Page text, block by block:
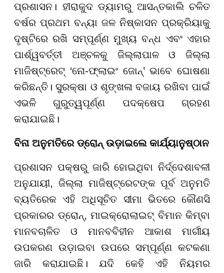
ପ୍ରଶାସନ। ହୀରାକୁଦ ଡ୍ୟାମରୁ ଆସନ୍ତକାଲି ଚଳିତ
ବର୍ଷର ପ୍ରଥମ ବନ୍ୟା ଜଳ ନିଷ୍କାସନ ପ୍ରକ୍ରିୟାକୁ
ଦୃଷ୍ଟିରେ ରଖି ସମ୍ପୂର୍ଣ୍ଣ ମୁଖ୍ୟ ବନ୍ଧ ଏବଂ ଏହାର
ପାର୍ଶ୍ୱବର୍ତ୍ତୀ ଅଞ୍ଚଳକୁ ଜିଲ୍ଲାପାଳ ଓ ଜିଲ୍ଲା
ମାଜିଷ୍ଟ୍ରେଟ୍ ‘ନୋ-ଫ୍ଲାଇଂ ଜୋନ୍’ ଭାବେ ଘୋଷଣା
କରିଛନ୍ତି। ସୁରକ୍ଷା ଓ ଶୃଙ୍ଖଳା ବଜାୟ ରଖିବା ପାଇଁ
ଏଭଳି ଗୁରୁତ୍ୱପୂର୍ଣ୍ଣ ପଦକ୍ଷେପ ଗ୍ରହଣ
କରାଯାଇଛି।
ବିନା ଅନୁମତିରେ ଡ୍ରୋନ୍ ଉଡ଼ାଇଲେ କାର୍ଯ୍ୟାନୁଷ୍ଠାନ
ପ୍ରଶାସନ ପକ୍ଷରୁ ଜାରି ହୋଇଥିବା ନିର୍ଦ୍ଦେଶାବଳୀ
ଅନୁଯାୟୀ, ଜିଲ୍ଲା ମାଜିଷ୍ଟ୍ରେଟଙ୍କ ପୂର୍ବ ଅନୁମତି
ବ୍ୟତିରେକ ଏହି ଅଧିସୂଚିତ ସୀମା ଭିତରେ କୌଣସି
ପ୍ରକାରର ଡ୍ରୋନ୍, ମାଇକ୍ରୋଲାଇଟ୍ ବିମାନ କିମ୍ବା
ମାନବଚାଳିତ ଓ ମାନବବିହୀନ ଆକାଶ ମାର୍ଗୀୟ
ଉପକରଣ ଉଡ଼ାଇବା ଉପରେ ସମ୍ପୂର୍ଣ୍ଣ କଟକଣା
ଜାରି କରାଯାଇଛି। ଯଦି କେହି ଏହି ନିୟମର